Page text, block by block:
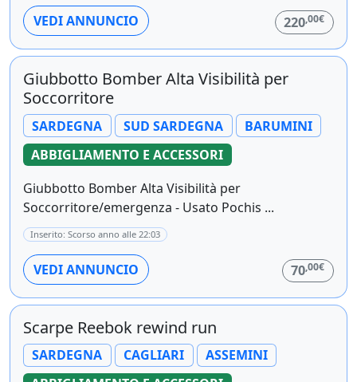
VEDI ANNUNCIO 220,00€
Giubbotto Bomber Alta Visibilità per
Soccorritore
SARDEGNA SUD SARDEGNA
BARUMINI
ABBIGLIAMENTO E ACCESSORI
Giubbotto Bomber Alta Visibilità per
Soccorritore/emergenza - Usato Pochis ...
Inserito: Scorso anno alle 22:03
VEDI ANNUNCIO 70,00€
Scarpe Reebok rewind run
SARDEGNA CAGLIARI
ASSEMINI